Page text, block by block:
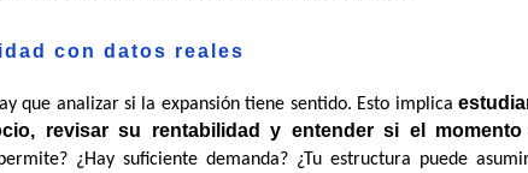
con datos reales
que analizar si la expansión tiene sentido. Esto implica
revisar su rentabilidad y entender si el
¿Hay suficiente demanda? ¿Tu estructura puede